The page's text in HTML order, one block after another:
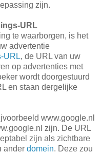
zijn.
URL
te waarborgen, is het
advertentie
URL, de URL van uw
op advertenties met
wordt doorgestuurd
en staan dergelijke
www.google.nl
zijn. De URL
zijn als zichtbare
ander domein. Deze zou